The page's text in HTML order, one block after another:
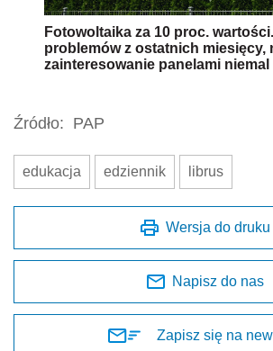
Fotowoltaika za 10 proc.
problemów z ostatnich miesięcy,
zainteresowanie panelami niemal
Źródło: PAP
edukacja edziennik librus
Wersja do druku
Napisz do nas
Zapisz się na